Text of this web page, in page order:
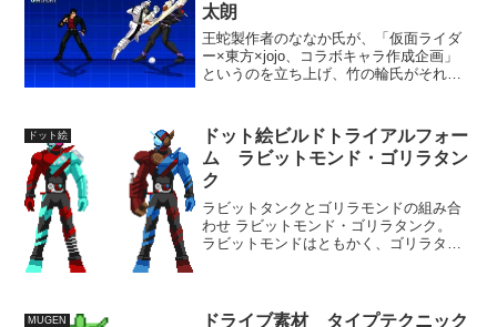
太朗
王蛇製作者のななか氏が、「仮面ライダ
ー×東方×jojo、コラボキャラ作成企画」
というのを立ち上げ、竹の輪氏がそれに
リリースされました。 キャラ性は見て
の通り、スタンド...
ドット絵
ドット絵ビルドトライアルフォー
ム ラビットモンド・ゴリラタン
ク
ラビットタンクとゴリラモンドの組み合
わせ ラビットモンド・ゴリラタンク。
ラビットモンドはともかく、ゴリラタン
頑丈そうな戦車のイメー...
MUGEN
ドライブ素材 タイプテクニック